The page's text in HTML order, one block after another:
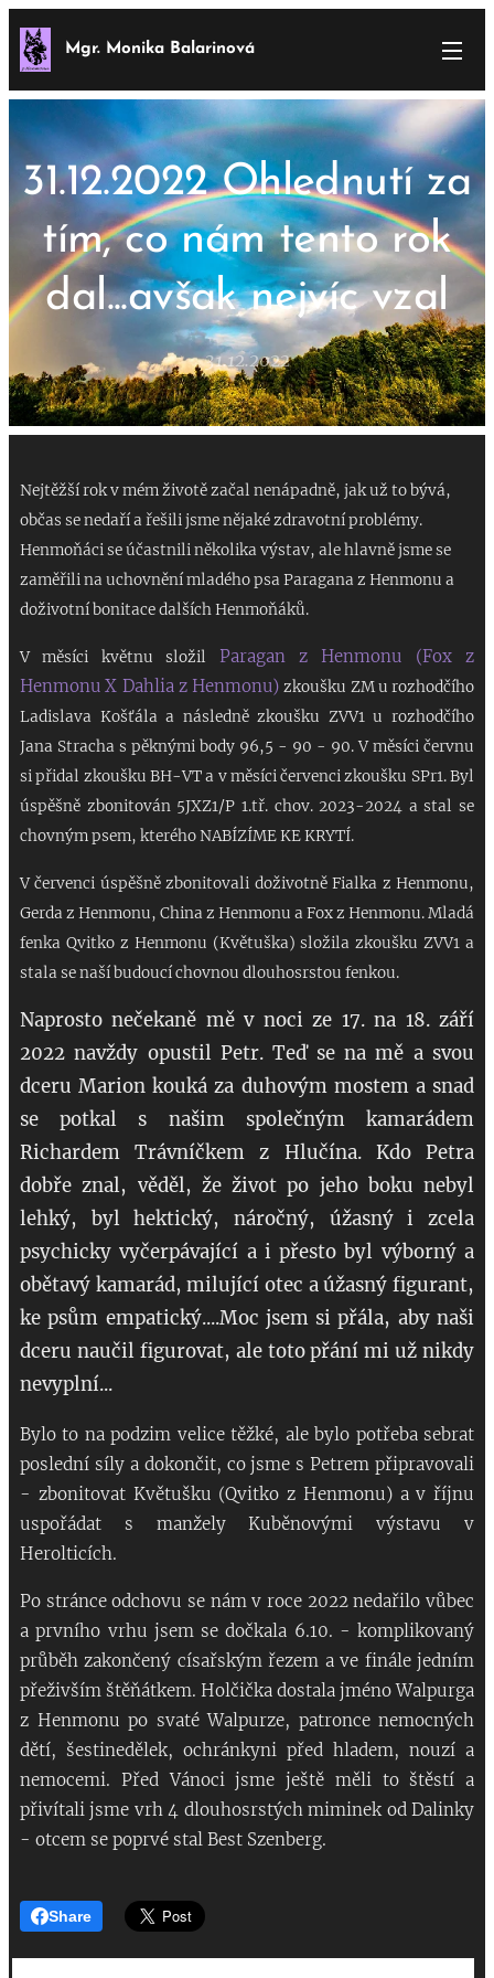
Mgr. Monika Balarinová
31.12.2022 Ohlednutí za
tím, co nám tento rok
dal...avšak nejvíc vzal
31.12.2022
Nejtěžší rok v mém životě začal nenápadně, jak už to bývá,
občas se nedaří a řešili jsme nějaké zdravotní problémy.
Henmoňáci se účastnili několika výstav, ale hlavně jsme se
zaměřili na uchovnění mladého psa Paragana z Henmonu a
doživotní bonitace dalších Henmoňáků.
V měsíci květnu složil Paragan z Henmonu (Fox z
Henmonu X Dahlia z Henmonu)zkoušku ZM u rozhodčího
Ladislava Košťála a následně zkoušku ZVV1 u rozhodčího
Jana Stracha s pěknými body 96,5 - 90 - 90. V měsíci červnu
si přidal zkoušku BH-VT a v měsíci červenci zkoušku SPr1. Byl
úspěšně zbonitován 5JXZ1/P 1.tř. chov. 2023-2024 a stal se
chovným psem, kterého NABÍZÍME KE KRYTÍ.
V červenci úspěšně zbonitovali doživotně Fialka z Henmonu,
Gerda z Henmonu, China z Henmonu a Fox z Henmonu. Mladá
fenka Qvitko z Henmonu (Květuška) složila zkoušku ZVV1 a
stala se naší budoucí chovnou dlouhosrstou fenkou.
Naprosto nečekaně mě v noci ze 17. na 18. září
2022 navždy opustil Petr. Teď se na mě a svou
dceru Marion kouká za duhovým mostem a snad
se potkal s našim společným kamarádem
Richardem Trávníčkem z Hlučína. Kdo Petra
dobře znal, věděl, že život po jeho boku nebyl
lehký, byl hektický, náročný, úžasný i zcela
psychicky vyčerpávající a i přesto byl výborný a
obětavý kamarád, milující otec a úžasný figurant,
ke psům empatický....Moc jsem si přála, aby naši
dceru naučil figurovat, ale toto přání mi už nikdy
nevyplní...
Bylo to na podzim velice těžké, ale bylo potřeba sebrat
poslední síly a dokončit, co jsme s Petrem připravovali
- zbonitovat Květušku (Qvitko z Henmonu) a v říjnu
uspořádat s manžely Kuběnovými výstavu v
Herolticích.
Po stránce odchovu se nám v roce 2022 nedařilo vůbec
a prvního vrhu jsem se dočkala 6.10. - komplikovaný
průběh zakončený císařským řezem a ve finále jedním
přeživším štěňátkem. Holčička dostala jméno Walpurga
z Henmonu po svaté Walpurze, patronce nemocných
dětí, šestinedělek, ochránkyni před hladem, nouzí a
nemocemi. Před Vánoci jsme ještě měli to štěstí a
přivítali jsme vrh 4 dlouhosrstých miminek od Dalinky
- otcem se poprvé stal Best Szenberg.
Share